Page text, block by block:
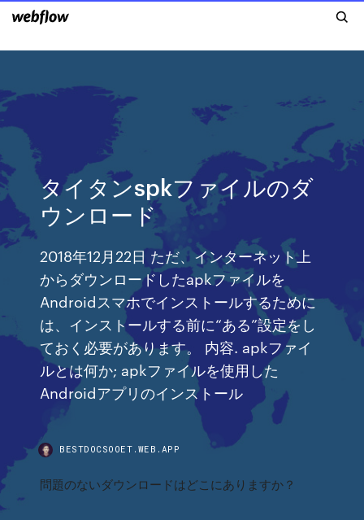
タイタンspkファイルのダ
ウンロード
2018年12月22日 ただ、インターネット上
からダウンロードしたapkファイルを
Androidスマホでインストールするために
は、インストールする前に“ある”設定をし
ておく必要があります。 内容. apkファイ
ルとは何か; apkファイルを使用した
Androidアプリのインストール
BESTDOCSOOET.WEB.APP
問題のないダウンロードはどこにありますか？